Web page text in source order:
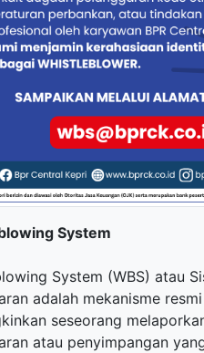
System
System (WBS) atau
adalah mekanisme
seseorang
atau penyimpangan